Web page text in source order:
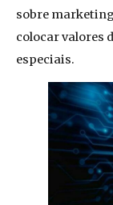
sobre
colocar valores
especiais.